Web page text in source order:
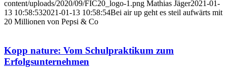
content/uploads/2020/09/FIC20_logo-1.png Mathias Jäger2021-01-
13 10:58:532021-01-13 10:58:54Bei air up geht es steil aufwärts mit
20 Millionen von Pepsi & Co
Kopp nature: Vom Schulpraktikum zum
Erfolgsunternehmen